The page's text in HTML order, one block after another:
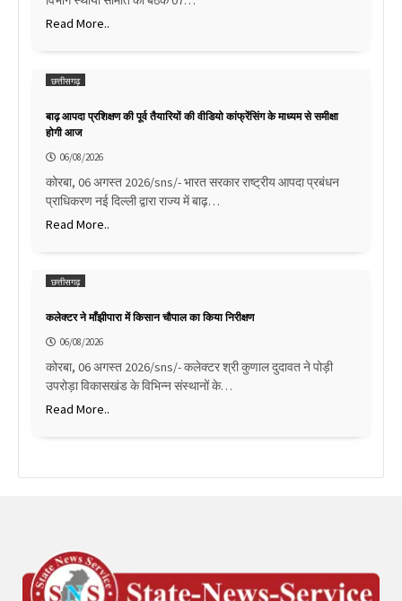
Read More..
छत्तीसगढ़
बाढ़ आपदा प्रशिक्षण की पूर्व तैयारियों की वीडियो कांफ्रेंसिंग के माध्यम से समीक्षा
होगी आज
06/08/2026
कोरबा, 06 अगस्त 2026/sns/- भारत सरकार राष्ट्रीय आपदा प्रबंधन
प्राधिकरण नई दिल्ली द्वारा राज्य में बाढ़…
Read More..
छत्तीसगढ़
कलेक्टर ने माँझीपारा में किसान चौपाल का किया निरीक्षण
06/08/2026
कोरबा, 06 अगस्त 2026/sns/- कलेक्टर श्री कुणाल दुदावत ने पोड़ी
उपरोड़ा विकासखंड के विभिन्न संस्थानों के…
Read More..